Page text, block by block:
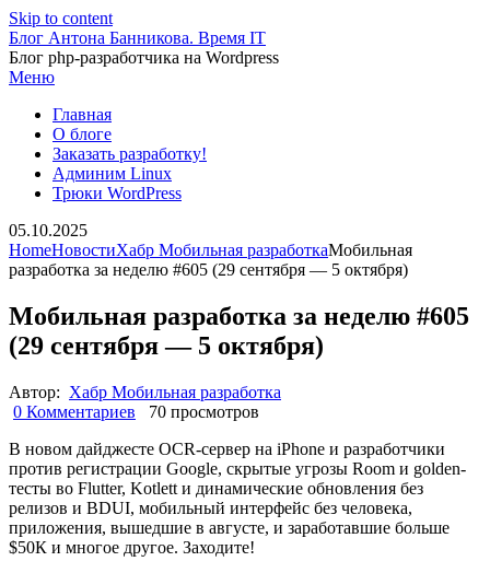
Skip to content
Блог Антона Банникова. Время IT
Блог php-разработчика на Wordpress
Меню
Главная
О блоге
Заказать разработку!
Админим Linux
Трюки WordPress
05.10.2025
HomeНовостиХабр Мобильная разработкаМобильная
разработка за неделю #605 (29 сентября — 5 октября)
Мобильная разработка за неделю #605
(29 сентября — 5 октября)
Автор: Хабр Мобильная разработка
0 Комментариев
70 просмотров
В новом дайджесте OCR-сервер на iPhone и разработчики
против регистрации Google, скрытые угрозы Room и golden-
тесты во Flutter, Kotlett и динамические обновления без
релизов и BDUI, мобильный интерфейс без человека,
приложения, вышедшие в августе, и заработавшие больше
$50К и многое другое. Заходите!